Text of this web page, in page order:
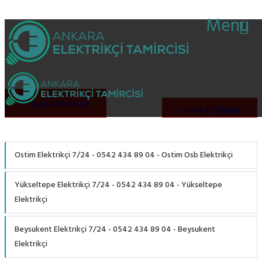
Menu
Bağlarbaşı Mahallesi Elektrikçi - 0542 434 89
04 - Bağlarbaşı 7/24 Elektrikçi
0542 434 89 04 FIYAT ÖĞREN
Ostim Elektrikçi 7/24 - 0542 434 89 04 - Ostim Osb Elektrikçi
Yükseltepe Elektrikçi 7/24 - 0542 434 89 04 - Yükseltepe
Elektrikçi
Beysukent Elektrikçi 7/24 - 0542 434 89 04 - Beysukent
Elektrikçi